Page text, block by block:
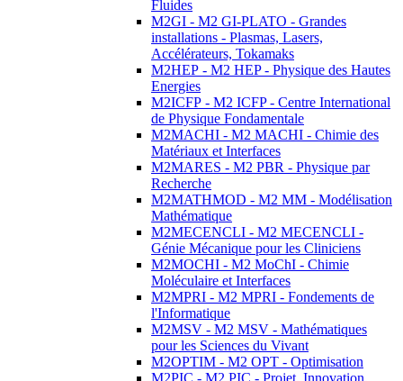
Fluides
M2GI - M2 GI-PLATO - Grandes
installations - Plasmas, Lasers,
Accélérateurs, Tokamaks
M2HEP - M2 HEP - Physique des Hautes
Energies
M2ICFP - M2 ICFP - Centre International
de Physique Fondamentale
M2MACHI - M2 MACHI - Chimie des
Matériaux et Interfaces
M2MARES - M2 PBR - Physique par
Recherche
M2MATHMOD - M2 MM - Modélisation
Mathématique
M2MECENCLI - M2 MECENCLI -
Génie Mécanique pour les Cliniciens
M2MOCHI - M2 MoChI - Chimie
Moléculaire et Interfaces
M2MPRI - M2 MPRI - Fondements de
l'Informatique
M2MSV - M2 MSV - Mathématiques
pour les Sciences du Vivant
M2OPTIM - M2 OPT - Optimisation
M2PIC - M2 PIC - Projet, Innovation,